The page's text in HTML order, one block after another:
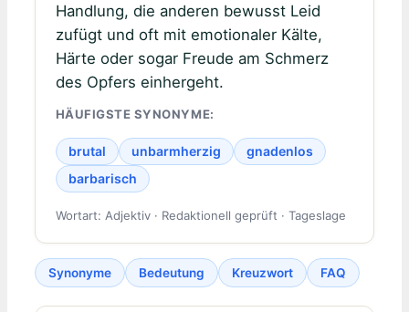
Handlung, die anderen bewusst Leid
zufügt und oft mit emotionaler Kälte,
Härte oder sogar Freude am Schmerz
des Opfers einhergeht.
HÄUFIGSTE SYNONYME:
brutal unbarmherzig
gnadenlos
barbarisch
Wortart: Adjektiv · Redaktionell geprüft · Tageslage
Synonyme Bedeutung Kreuzwort FAQ